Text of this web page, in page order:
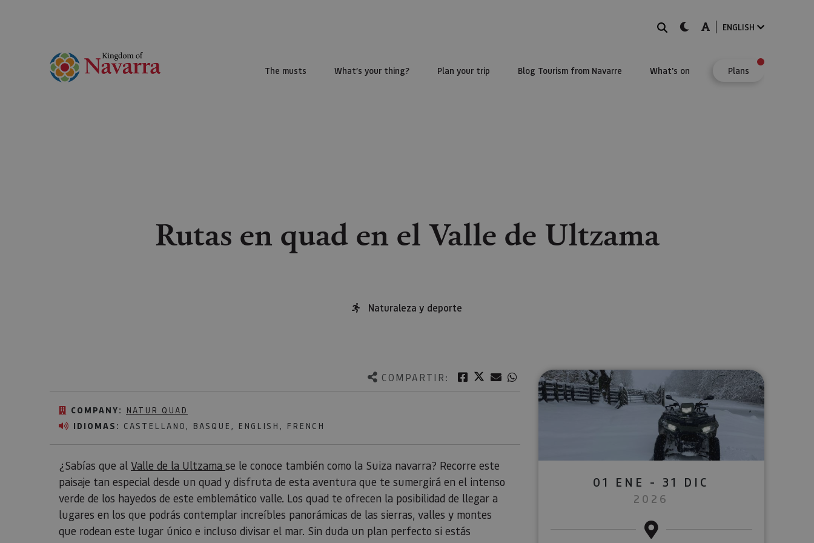
Searchdark-mode
A-modeENGLISH
The musts What’s your thing? Plan your trip Blog Tourism from Navarre What's on Plans
Rutas en quad en el Valle de Ultzama
Naturaleza y deporte
COMPARTIR: Facebook
TwitterCorreo electrónico
WhatsApp
COMPANY: NATUR QUAD
IDIOMAS: CASTELLANO, BASQUE, ENGLISH, FRENCH
¿Sabías que al Valle de la Ultzama se le conoce también como la Suiza navarra? Recorre este
paisaje tan especial desde un quad y disfruta de esta aventura que te sumergirá en el intenso
verde de los hayedos de este emblemático valle. Los quad te ofrecen la posibilidad de llegar a
lugares en los que podrás contemplar increíbles panorámicas de las sierras, valles y montes
que rodean este lugar único e incluso divisar el mar. Sin duda un plan perfecto si estás
01 ENE - 31 DIC
2026